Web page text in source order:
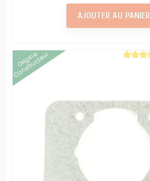
AJOUTER AU PANIER
Origine
Constructeur